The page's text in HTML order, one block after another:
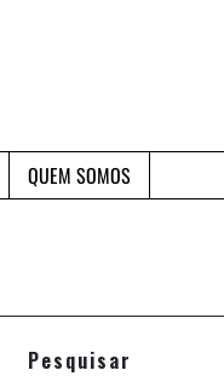
QUEM SOMOS
Pesquisar